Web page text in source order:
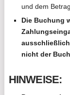
und dem
Die Buchung
nicht der
HINWEISE: